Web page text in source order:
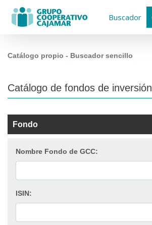
Buscador
Catálogo propio - Buscador sencillo
Catálogo de fondos de
Fondo
Nombre Fondo de GCC:
ISIN: